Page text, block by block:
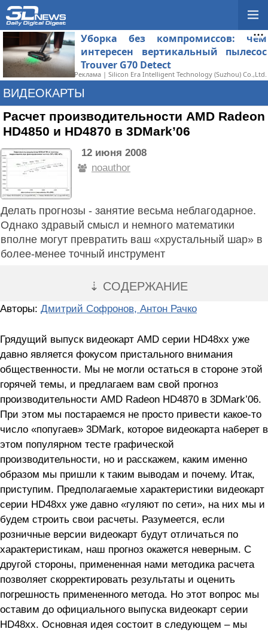
Уборка без компромиссов: чем
интересен вертикальный пылесос
Trouver G70 Detect
Реклама | Silicon Era Intelligent Technology (Suzhou) Co.,Ltd.
ВИДЕОКАРТЫ
Расчет производительности AMD Radeon
HD4850 и HD4870 в 3DMark’06
12 июня 2008
noauthor
Делать прогнозы - занятие весьма неблагодарное.
Однако здравый смысл и немного математики
вполне могут превратить ваш «хрустальный шар» в
более-менее точный инструмент
⇣ СОДЕРЖАНИЕ
Авторы: Дмитрий Софронов, Антон Рачко
Грядущий выпуск видеокарт AMD серии HD48xx уже
давно является фокусом пристального внимания
общественности. Мы не могли остаться в стороне этой
горячей темы, и предлагаем вам свой прогноз
производительности AMD Radeon HD4870 в 3DМark’06.
При этом мы постараемся не просто привести какое-то
число «попугаев» 3DMark, которое видеокарта наберет в
этом популярном тесте графической
производительности, но и расскажем, каким именно
образом мы пришли к таким выводам и почему. Итак,
приступим. Предполагаемые характеристики видеокарт
серии HD48xx уже давно «гуляют по сети», на них мы и
будем строить свои расчеты. Разумеется, если
розничные версии видеокарт будут отличаться по
характеристикам, наш прогноз окажется неверным. С
другой стороны, примененная нами методика расчета
позволяет скорректировать результаты и оценить
погрешность примененного метода. Но этот вопрос мы
оставим до официального выпуска видеокарт серии
HD48xx. Основная идея состоит в следующем – мы